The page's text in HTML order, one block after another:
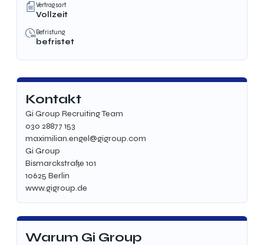
Vertragsart
Vollzeit
Befristung
befristet
Kontakt
Gi Group Recruiting Team
030 28877 153
maximilian.engel@gigroup.com
Gi Group
Bismarckstraße 101
10625 Berlin
www.gigroup.de
Warum Gi Group